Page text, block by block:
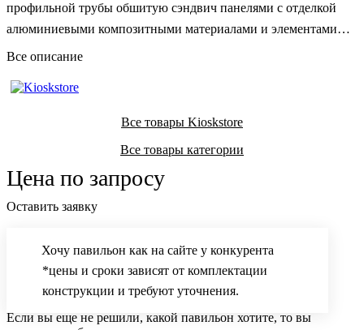
профильной трубы обшитую сэндвич панелями с отделкой
алюминиевыми композитными материалами и элементами
декора в виде деревянных реек или имитации деревянных
Все описание
Все товары Kioskstore
Все товары категории
Цена по запросу
Оставить заявку
Хочу павильон как на сайте у конкурента
*цены и сроки зависят от комплектации
конструкции и требуют уточнения.
Если вы еще не решили, какой павильон хотите, то вы